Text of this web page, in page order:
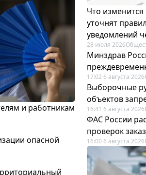
и работникам
опасной
Что изменится
уточнят
уведомлений
28 июля 2026
Минздрав
17:02 6 августа 2026
Выборочные
объектов
16:41 6 августа 2026
ФАС России
проверок
16:00 6 августа 2026